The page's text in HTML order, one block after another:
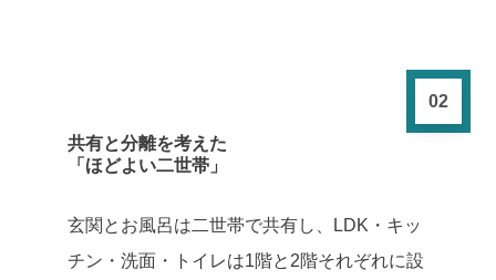
02
共有と分離を考えた
「ほどよい二世帯」
玄関とお風呂は二世帯で共有し、LDK・キッ
チン・洗面・トイレは1階と2階それぞれに設